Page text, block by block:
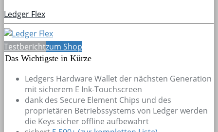
Ledger Flex
Testberichtzum Shop
Das Wichtigste in Kürze
Ledgers Hardware Wallet der nächsten Generation
mit sicherem E Ink-Touchscreen
dank des Secure Element Chips und des
proprietären Betriebssystems von Ledger werden
die Keys sicher offline aufbewahrt